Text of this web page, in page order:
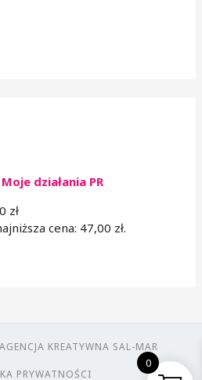
działania PR
zł
cena: 47,00 zł.
KREATYWNA SAL-MAR
PRYWATNOŚCI
0